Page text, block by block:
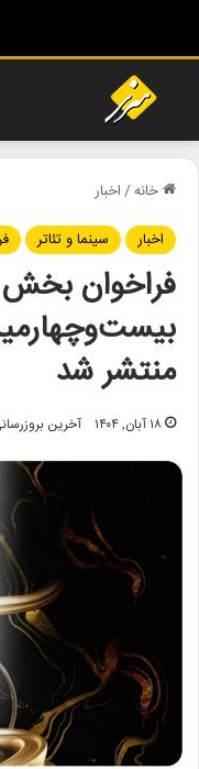
خانه/اخبار
اخبار
سینما و تئاتر
فراخوان بخش
منتشر شد
۱۸ آبان, ۱۴۰۴ آخرین بروزرسانی: ۱۸ آبان,